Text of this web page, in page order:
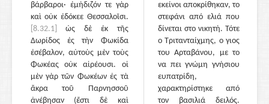
βάρβαροι· ἐμήδιζόν τε γὰρ
καὶ οὐκ ἐδόκεε Θεσσαλοῖσι.
[8.32.1]
ὡς δὲ ἐκ τῆς
Δωρίδος ἐς τὴν Φωκίδα
ἐσέβαλον, αὐτοὺς μὲν τοὺς
Φωκέας οὐκ αἱρέουσι. οἱ
μὲν γὰρ τῶν Φωκέων ἐς τὰ
ἄκρα τοῦ Παρνησσοῦ
ἀνέβησαν (ἔστι δὲ καὶ
εκείνοι αποκρίθηκαν, το
στεφάνι από ελιά που
δίνεται στο νικητή. Τότε
ο Τριτανταίχμης, ο γιος
του Αρταβάνου, με το
να πει γνώμη γνήσιου
ευπατρίδη,
χαρακτηρίστηκε από
τον βασιλιά δειλός.